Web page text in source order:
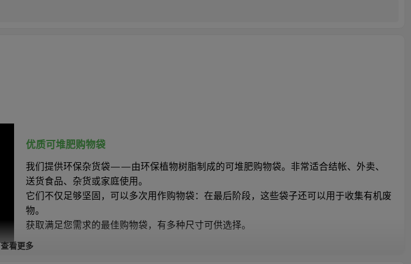
优质可堆肥购物袋
我们提供环保杂货袋——由环保植物树脂制成的可堆肥购物袋。非常适合结帐、外卖、
送货食品、杂货或家庭使用。
它们不仅足够坚固，可以多次用作购物袋：在最后阶段，这些袋子还可以用于收集有机废
物。
获取满足您需求的最佳购物袋，有多种尺寸可供选择。
查看更多